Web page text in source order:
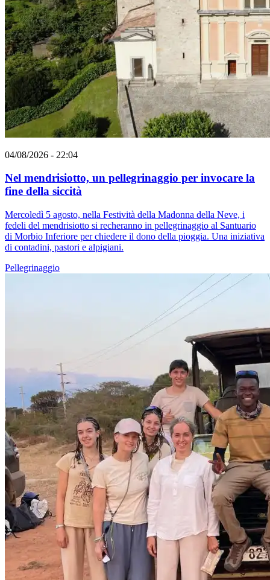
04/08/2026 - 22:04
Nel mendrisiotto, un pellegrinaggio per invocare la
fine della siccità
Mercoledì 5 agosto, nella Festività della Madonna della Neve, i
fedeli del mendrisiotto si recheranno in pellegrinaggio al Santuario
di Morbio Inferiore per chiedere il dono della pioggia. Una iniziativa
di contadini, pastori e alpigiani.
Pellegrinaggio